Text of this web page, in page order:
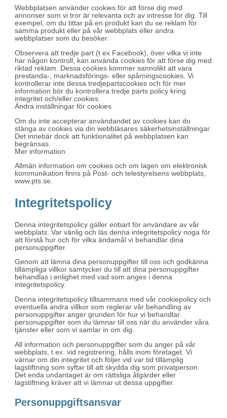
Webbplatsen använder cookies för att förse dig med
annonser som vi tror är relevanta och av intresse för dig. Till
exempel, om du tittar på en produkt kan du se reklam för
samma produkt eller på vår webbplats eller andra
webbplatser som du besöker.
Observera att tredje part (t ex Facebook), över vilka vi inte
har någon kontroll, kan använda cookies för att förse dig med
riktad reklam. Dessa cookies kommer sannolikt att vara
prestanda-, marknadsförings- eller spårningscookies. Vi
kontrollerar inte dessa tredjepartscookies och för mer
information bör du kontrollera tredje parts policy kring
integritet och/eller cookies.
Ändra inställningar för cookies
Om du inte accepterar användandet av cookies kan du
stänga av cookies via din webbläsares säkerhetsinställningar.
Det innebär dock att funktionalitet på webbplatsen kan
begränsas.
Mer information
Allmän information om cookies och om lagen om elektronisk
kommunikation finns på Post- och telestyrelsens webbplats,
www.pts.se.
Integritetspolicy
Denna integritetspolicy gäller enbart för användare av vår
webbplats. Var vänlig och läs denna integritetspolicy noga för
att förstå hur och för vilka ändamål vi behandlar dina
personuppgifter.
Genom att lämna dina personuppgifter till oss och godkänna
tillämpliga villkor samtycker du till att dina personuppgifter
behandlas i enlighet med vad som anges i denna
integritetspolicy.
Denna integritetspolicy tillsammans med vår cookiepolicy och
eventuella andra villkor som reglerar vår behandling av
personuppgifter anger grunden för hur vi behandlar
personuppgifter som du lämnar till oss när du använder våra
tjänster eller som vi samlar in om dig.
All information och personuppgifter som du anger på vår
webbplats, t.ex. vid registrering, hålls inom företaget. Vi
värnar om din integritet och följer vid var tid tillämplig
lagstiftning som syftar till att skydda dig som privatperson.
Det enda undantaget är om rättsliga åtgärder eller
lagstiftning kräver att vi lämnar ut dessa uppgifter.
Personuppgiftsansvar